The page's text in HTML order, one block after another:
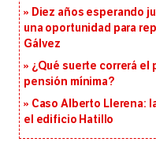
Diez años esperando
una oportunidad para
Gálvez
¿Qué suerte correrá el
pensión mínima?
Caso Alberto Llerena:
el edificio Hatillo